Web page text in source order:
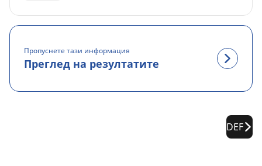
Пропуснете тази информация
Преглед на резултатите
DEF